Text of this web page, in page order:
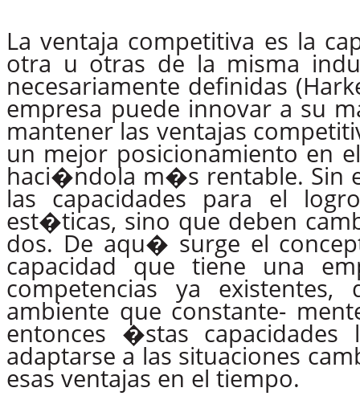
La ventaja competitiva es la
otra u otras de la misma
necesariamente definidas
empresa puede innovar a su
mantener las ventajas
un mejor posicionamiento en
haci�ndola m�s rentable. Sin
las capacidades para el
est�ticas, sino que deben
dos. De aqu� surge el
capacidad que tiene una
competencias ya existentes,
ambiente que constante-
entonces �stas capacidades
adaptarse a las situaciones
esas ventajas en el tiempo.